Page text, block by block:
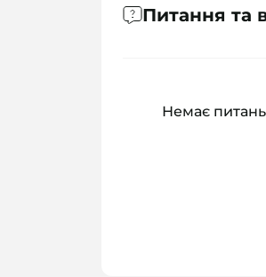
Питання та
Немає